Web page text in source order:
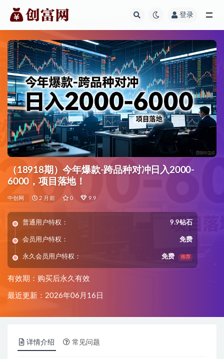
登录
（18918期）今年爆款-跨品种对冲日入2000-
6000，项目落地！
中创网 2 月前 0 9.9
普通用户特权： 9.9钻石
会员用户特权： 免费
永久会员用户特权： 免费 推荐
有效期：购买后永久有效
最近更新：2026年06月16日
详情介绍 常见问题